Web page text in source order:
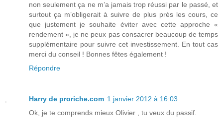
non seulement ça ne m’a jamais trop réussi par le passé, et
surtout ça m’obligerait à suivre de plus près les cours, ce
que justement je souhaite éviter avec cette approche «
rendement », je ne peux pas consacrer beaucoup de temps
supplémentaire pour suivre cet investissement. En tout cas
merci du conseil ! Bonnes fêtes également !
Répondre
Harry de proriche.com 1 janvier 2012 à 16:03
Ok, je te comprends mieux Olivier , tu veux du passif.